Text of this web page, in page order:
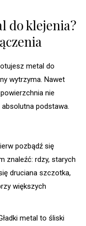
do klejenia?
metal do
wytrzyma. Nawet
nie
podstawa.
pozbądź się
znaleźć: rdzy, starych
druciana szczotka,
większych
metal to śliski